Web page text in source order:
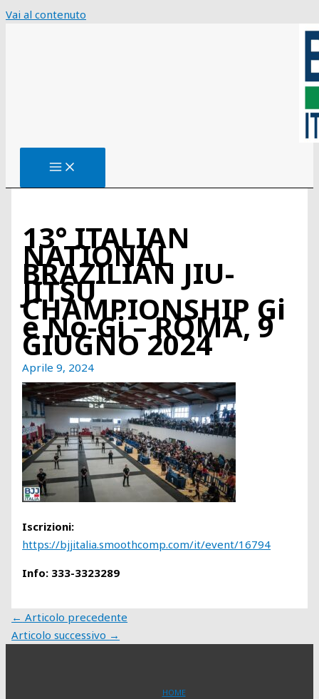
Vai al contenuto
13° ITALIAN
NATIONAL
BRAZILIAN JIU-
JITSU
CHAMPIONSHIP Gi
e No-Gi – ROMA, 9
GIUGNO 2024
Aprile 9, 2024
Iscrizioni:
https://bjjitalia.smoothcomp.com/it/event/16794
Info: 333-3323289
← Articolo precedente
Articolo successivo →
HOME